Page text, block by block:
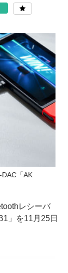
「AK
レシーバ
」を11月25日